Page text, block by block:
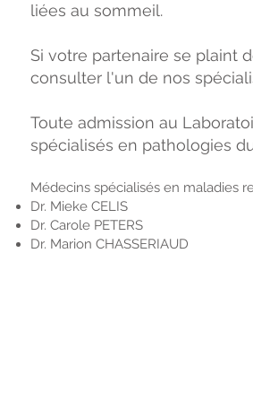
liées au sommeil.
Si votre partenaire se plaint
consulter l'un de nos
Toute admission au
spécialisés en pathologies
Médecins spécialisés en maladies
Dr. Mieke CELIS
Dr. Carole PETERS
Dr. Marion CHASSERIAUD